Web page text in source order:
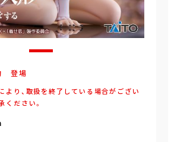
登場
り、取扱を終了している場合がござい
ください。